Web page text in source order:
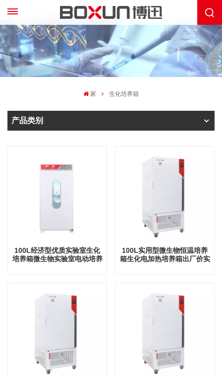
家 生化培养箱
产品类别
100L经济型优质实验室生化
培养箱微生物实验室电动培养
100L实用型微生物恒温培养
箱生化电加热培养箱出厂价实